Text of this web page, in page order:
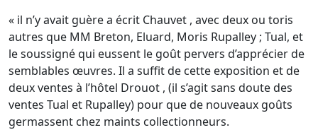
« il n’y avait guère a écrit Chauvet , avec deux ou toris
autres que MM Breton, Eluard, Moris Rupalley ; Tual, et
le soussigné qui eussent le goût pervers d’apprécier de
semblables œuvres. Il a suffit de cette exposition et de
deux ventes à l’hôtel Drouot , (il s’agit sans doute des
ventes Tual et Rupalley) pour que de nouveaux goûts
germassent chez maints collectionneurs.